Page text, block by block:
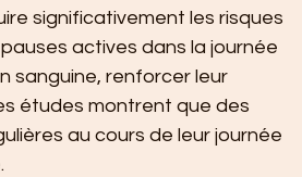
significativement les risques
actives dans la journée
sanguine, renforcer leur
études montrent que des
au cours de leur journée